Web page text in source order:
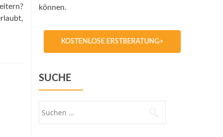
können.
KOSTENLOSE ERSTBERATUNG>
SUCHE